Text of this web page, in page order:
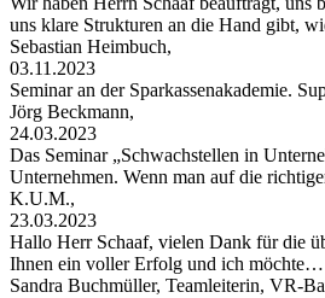
uns klare Strukturen an die Hand gibt,
Sebastian Heimbuch,
03.11.2023
Seminar an der Sparkassenakademie.
Jörg Beckmann,
24.03.2023
Das Seminar „Schwachstellen in
Unternehmen. Wenn man auf die
K.U.M.,
23.03.2023
Hallo Herr Schaaf, vielen Dank für die
Ihnen ein voller Erfolg und ich möchte…
Sandra Buchmüller, Teamleiterin, VR-